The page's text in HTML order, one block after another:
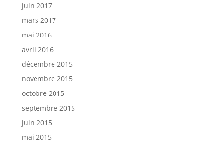
juin 2017
mars 2017
mai 2016
avril 2016
décembre 2015
novembre 2015
octobre 2015
septembre 2015
juin 2015
mai 2015